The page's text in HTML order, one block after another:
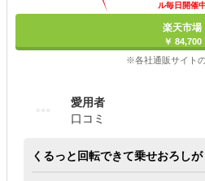
ル毎日開催中
楽天市場
￥ 84,700
※各社通販サイト
愛用者
口コミ
くるっと回転できて乗せおろし